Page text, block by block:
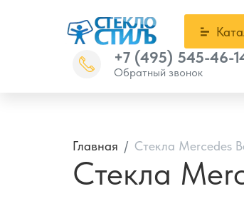
+7 (495) 545-46-
Обратный звонок
Главная Стекла Mercedes
Стекла